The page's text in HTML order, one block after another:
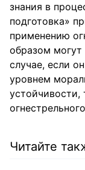
знания в
подготовка»
применению
образом
случае, если
уровнем
Читайте